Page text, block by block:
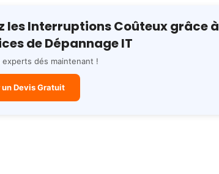
les Interruptions Coûteux grâce à
de Dépannage IT
dés maintenant !
un Devis Gratuit